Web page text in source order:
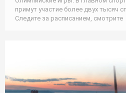
примут участие более двух тысяч
Следите за расписанием, смотрите